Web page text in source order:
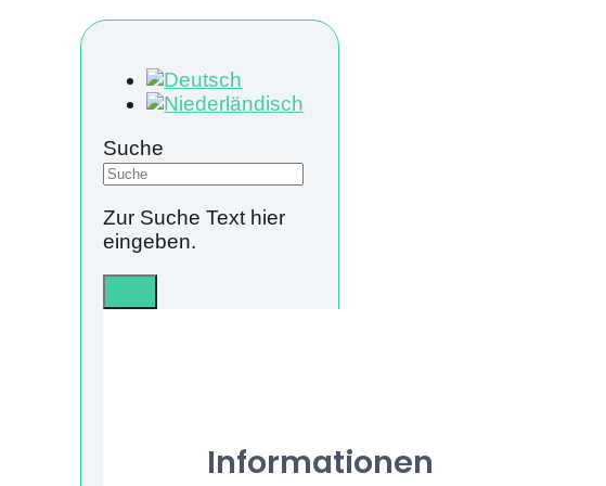
Suche
Zur Suche Text hier
eingeben.
Informationen